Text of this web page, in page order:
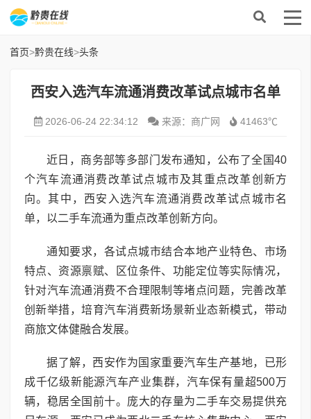
首页>黔贵在线>头条
西安入选汽车流通消费改革试点城市名单
2026-06-24 22:34:12 来源：商广网 41463℃
近日，商务部等多部门发布通知，公布了全国40
个汽车流通消费改革试点城市及其重点改革创新方
向。其中，西安入选汽车流通消费改革试点城市名
单，以二手车流通为重点改革创新方向。
通知要求，各试点城市结合本地产业特色、市场
特点、资源禀赋、区位条件、功能定位等实际情况，
针对汽车流通消费不合理限制等堵点问题，完善改革
创新举措，培育汽车消费新场景新业态新模式，带动
商旅文体健融合发展。
据了解，西安作为国家重要汽车生产基地，已形
成千亿级新能源汽车产业集群，汽车保有量超500万
辆，稳居全国前十。庞大的存量为二手车交易提供充